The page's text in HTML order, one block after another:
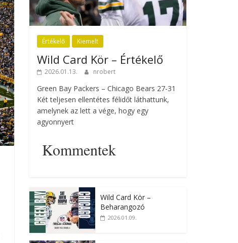
Értékelő Kiemelt
Wild Card Kör – Értékelő
2026.01.13. nrobert
Green Bay Packers – Chicago Bears 27-31
Két teljesen ellentétes félidőt láthattunk,
amelynek az lett a vége, hogy egy
agyonnyert
Kommentek
Wild Card Kör –
Beharangozó
2026.01.09.